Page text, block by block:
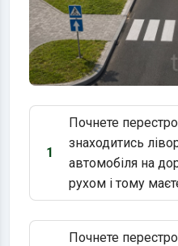
Варіант 1:
1
Почнете
знаходитись
автомобіля на
рухом і тому
Почнете